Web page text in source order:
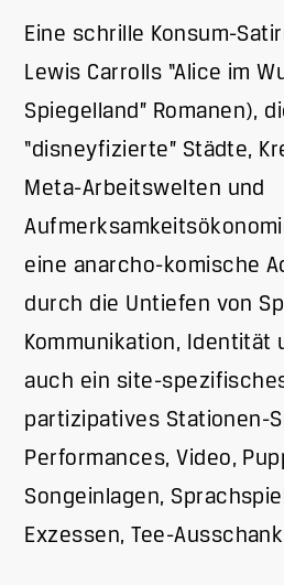
Eine schrille Konsum-
Lewis Carrolls “Alice im
Spiegelland” Romanen),
“disneyfizierte” Städte,
Meta-Arbeitswelten und
eine anarcho-komische
durch die Untiefen von
Kommunikation, Identität
auch ein site-
partizipatives Stationen-
Performances, Video,
Songeinlagen,
Exzessen, Tee-